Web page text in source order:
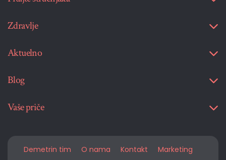
Zdravlje
Aktuelno
Blog
Vaše priče
Demetrin tim O nama Kontakt
Marketing